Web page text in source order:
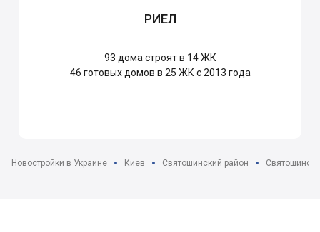
РИЕЛ
93 дома строят в 14 ЖК
46 готовых домов в 25 ЖК с 2013 года
Новостройки в Украине Киев Святошинский район Святошино